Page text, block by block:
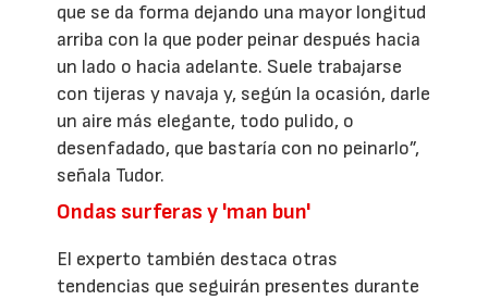
que se da forma dejando una mayor longitud
arriba con la que poder peinar después hacia
un lado o hacia adelante. Suele trabajarse
con tijeras y navaja y, según la ocasión, darle
un aire más elegante, todo pulido, o
desenfadado, que bastaría con no peinarlo”,
señala Tudor.
Ondas surferas y 'man bun'
El experto también destaca otras
tendencias que seguirán presentes durante